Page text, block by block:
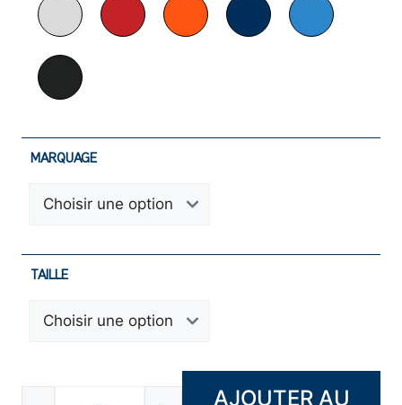
MARQUAGE
TAILLE
AJOUTER AU